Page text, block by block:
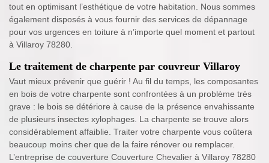
tout en optimisant l’esthétique de votre habitation. Nous sommes
également disposés à vous fournir des services de dépannage
pour vos urgences en toiture à n’importe quel moment et partout
à Villaroy 78280.
Le traitement de charpente par couvreur Villaroy
Vaut mieux prévenir que guérir ! Au fil du temps, les composantes
en bois de votre charpente sont confrontées à un problème très
grave : le bois se détériore à cause de la présence envahissante
de plusieurs insectes xylophages. La charpente se trouve alors
considérablement affaiblie. Traiter votre charpente vous coûtera
beaucoup moins cher que de la faire rénover ou remplacer.
L’entreprise de couverture Couverture Chevalier à Villaroy 78280